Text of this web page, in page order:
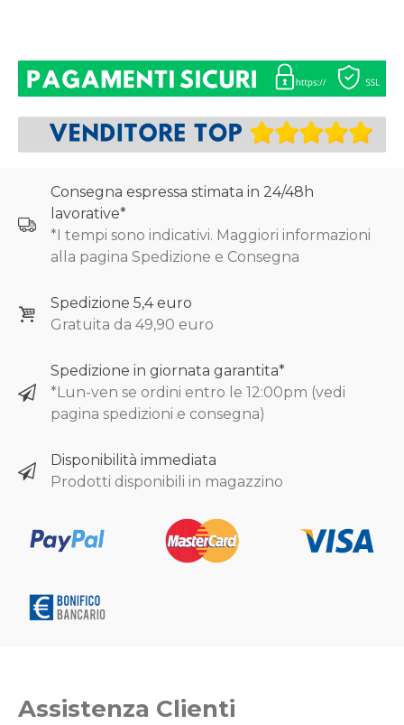
Consegna espressa stimata in 24/48h
lavorative*
*I tempi sono indicativi. Maggiori informazioni
alla pagina Spedizione e Consegna
Spedizione 5,4 euro
Gratuita da 49,90 euro
Spedizione in giornata garantita*
*Lun-ven se ordini entro le 12:00pm (vedi
pagina spedizioni e consegna)
Disponibilità immediata
Prodotti disponibili in magazzino
Assistenza Clienti